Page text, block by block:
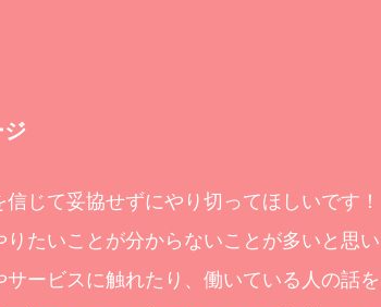
じて妥協せずにやり切ってほしいです！
たいことが分からないことが多いと思い
ービスに触れたり、働いている人の話を